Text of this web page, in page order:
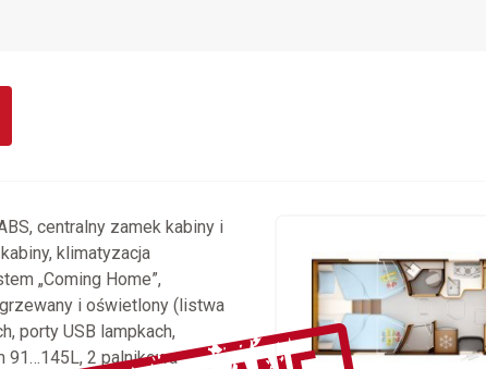
centralny zamek kabiny i
klimatyzacja
„Coming Home”,
i oświetlony (listwa
porty USB lampkach,
91…145L, 2 palnikowa